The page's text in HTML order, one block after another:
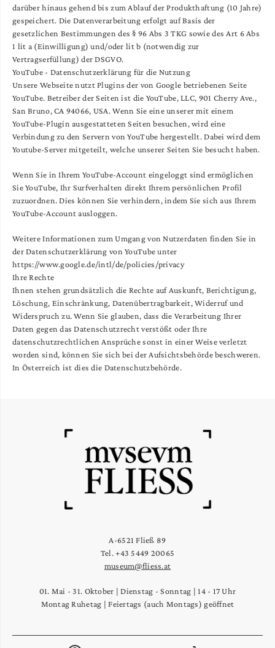
darüber hinaus gehend bis zum Ablauf der Produkthaftung (10 Jahre)
gespeichert. Die Datenverarbeitung erfolgt auf Basis der
gesetzlichen Bestimmungen des § 96 Abs 3 TKG sowie des Art 6 Abs
1 lit a (Einwilligung) und/oder lit b (notwendig zur
Vertragserfüllung) der DSGVO.
YouTube - Datenschutzerklärung für die Nutzung
Unsere Webseite nutzt Plugins der von Google betriebenen Seite
YouTube. Betreiber der Seiten ist die YouTube, LLC, 901 Cherry Ave.,
San Bruno, CA 94066, USA. Wenn Sie eine unserer mit einem
YouTube-Plugin ausgestatteten Seiten besuchen, wird eine
Verbindung zu den Servern von YouTube hergestellt. Dabei wird dem
Youtube-Server mitgeteilt, welche unserer Seiten Sie besucht haben.
Wenn Sie in Ihrem YouTube-Account eingeloggt sind ermöglichen
Sie YouTube, Ihr Surfverhalten direkt Ihrem persönlichen Profil
zuzuordnen. Dies können Sie verhindern, indem Sie sich aus Ihrem
YouTube-Account ausloggen.
Weitere Informationen zum Umgang von Nutzerdaten finden Sie in
der Datenschutzerklärung von YouTube unter
https://www.google.de/intl/de/policies/privacy
Ihre Rechte
Ihnen stehen grundsätzlich die Rechte auf Auskunft, Berichtigung,
Löschung, Einschränkung, Datenübertragbarkeit, Widerruf und
Widerspruch zu. Wenn Sie glauben, dass die Verarbeitung Ihrer
Daten gegen das Datenschutzrecht verstößt oder Ihre
datenschutzrechtlichen Ansprüche sonst in einer Weise verletzt
worden sind, können Sie sich bei der Aufsichtsbehörde beschweren.
In Österreich ist dies die Datenschutzbehörde.
A-6521 Fließ 89
Tel. +43 5449 20065
museum@fliess.at
01. Mai - 31. Oktober | Dienstag - Sonntag | 14 - 17 Uhr
Montag Ruhetag | Feiertags (auch Montags) geöffnet